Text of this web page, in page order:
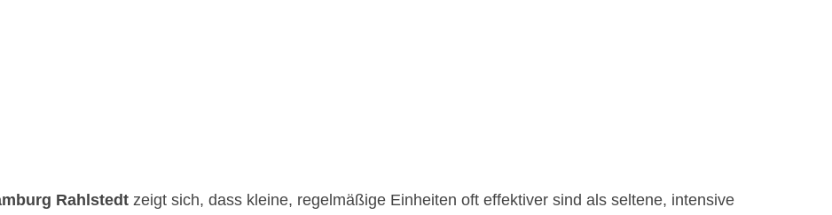
Rahlstedt zeigt sich, dass kleine, regelmäßige Einheiten oft effektiver sind als seltene, intensive